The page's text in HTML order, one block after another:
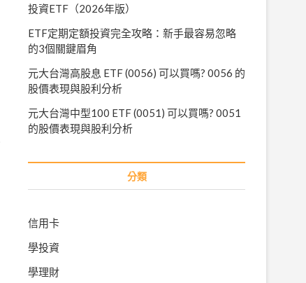
投資ETF（2026年版）
ETF定期定額投資完全攻略：新手最容易忽略
的3個關鍵眉角
元大台灣高股息 ETF (0056) 可以買嗎? 0056 的
股價表現與股利分析
元大台灣中型100 ETF (0051) 可以買嗎? 0051
的股價表現與股利分析
分類
信用卡
學投資
學理財